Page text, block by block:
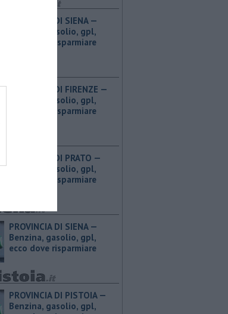
PROVINCIA DI SIENA — ​
Benzina, gasolio, gpl,
ecco dove risparmiare
PROVINCIA DI FIRENZE — ​
Benzina, gasolio, gpl,
ecco dove risparmiare
PROVINCIA DI PRATO — ​
Benzina, gasolio, gpl,
ecco dove risparmiare
PROVINCIA DI SIENA — ​
Benzina, gasolio, gpl,
ecco dove risparmiare
PROVINCIA DI PISTOIA — ​
Benzina, gasolio, gpl,